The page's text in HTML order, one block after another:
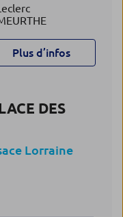
Plus d’infos
DES
Lorraine